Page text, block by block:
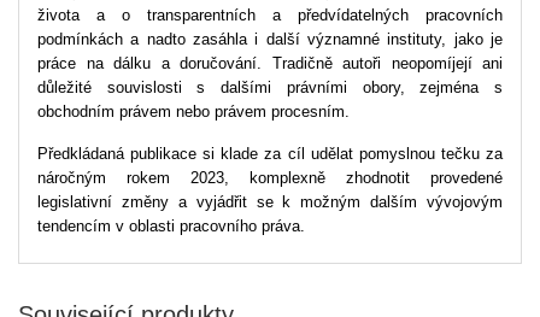
života a o transparentních a předvídatelných pracovních
podmínkách a nadto zasáhla i další významné instituty, jako je
práce na dálku a doručování. Tradičně autoři neopomíjejí ani
důležité souvislosti s dalšími právními obory, zejména s
obchodním právem nebo právem procesním.
Předkládaná publikace si klade za cíl udělat pomyslnou tečku za
náročným rokem 2023, komplexně zhodnotit provedené
legislativní změny a vyjádřit se k možným dalším vývojovým
tendencím v oblasti pracovního práva.